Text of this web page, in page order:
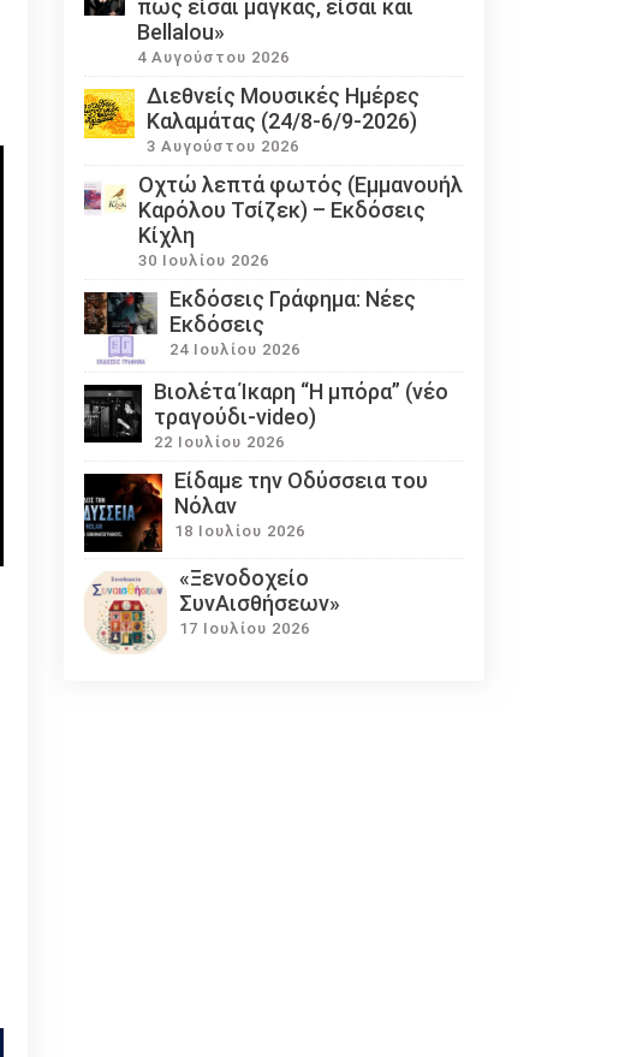
πως είσαι μάγκας, είσαι και
Bellalou»
4 Αυγούστου 2026
Διεθνείς Μουσικές Ημέρες
Καλαμάτας (24/8-6/9-2026)
3 Αυγούστου 2026
Οχτώ λεπτά φωτός (Εμμανουήλ
Καρόλου Τσίζεκ) – Εκδόσεις
Κίχλη
30 Ιουλίου 2026
Εκδόσεις Γράφημα: Νέες
Εκδόσεις
24 Ιουλίου 2026
Βιολέτα Ίκαρη “Η μπόρα” (νέο
τραγούδι-video)
22 Ιουλίου 2026
Eίδαμε την Οδύσσεια του
Νόλαν
18 Ιουλίου 2026
«Ξενοδοχείο
ΣυνΑισθήσεων»
17 Ιουλίου 2026